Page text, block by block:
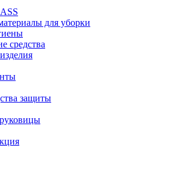
для уборки
средства
защиты